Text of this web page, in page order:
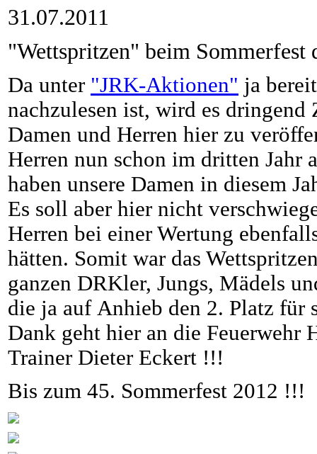
31.07.2011
"Wettspritzen" beim Sommerfest
Da unter "JRK-Aktionen" ja
nachzulesen ist, wird es dringend
Damen und Herren hier zu
Herren nun schon im dritten Jahr
haben unsere Damen in diesem
Es soll aber hier nicht
Herren bei einer Wertung
hätten. Somit war das
ganzen DRKler, Jungs, Mädels
die ja auf Anhieb den 2. Platz für
Dank geht hier an die Feuerwehr
Trainer Dieter Eckert !!!
Bis zum 45. Sommerfest 2012 !!!